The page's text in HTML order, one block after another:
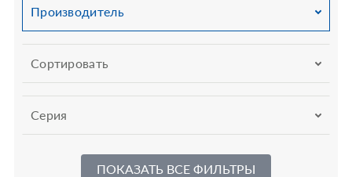
Сортировать
Производитель
Серия
ПОКАЗАТЬ ВСЕ ФИЛЬТРЫ